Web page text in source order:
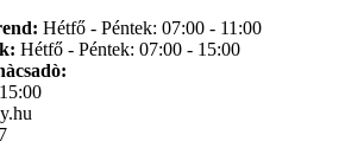
Hétfő - Péntek: 07:00 - 11:00
Hétfő - Péntek: 07:00 - 15:00